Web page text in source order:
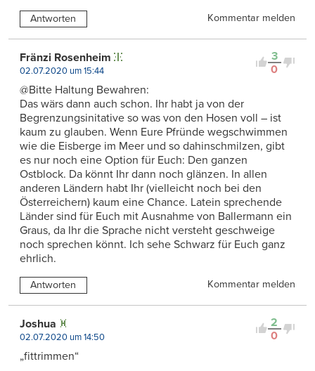
Antworten Kommentar melden
3
0
Fränzi Rosenheim
02.07.2020 um 15:44
@Bitte Haltung Bewahren:
Das wärs dann auch schon. Ihr habt ja von der
Begrenzungsinitative so was von den Hosen voll – ist
kaum zu glauben. Wenn Eure Pfründe wegschwimmen
wie die Eisberge im Meer und so dahinschmilzen, gibt
es nur noch eine Option für Euch: Den ganzen
Ostblock. Da könnt Ihr dann noch glänzen. In allen
anderen Ländern habt Ihr (vielleicht noch bei den
Österreichern) kaum eine Chance. Latein sprechende
Länder sind für Euch mit Ausnahme von Ballermann ein
Graus, da Ihr die Sprache nicht versteht geschweige
noch sprechen könnt. Ich sehe Schwarz für Euch ganz
ehrlich.
Antworten Kommentar melden
2
0
Joshua
02.07.2020 um 14:50
„fittrimmen“